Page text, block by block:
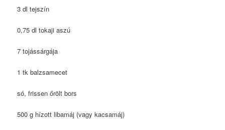
3 dl tejszín
0,75 dl tokaji aszú
7 tojássárgája
1 tk balzsamecet
só, frissen őrölt bors
500 g hízott libamáj (vagy kacsamáj)